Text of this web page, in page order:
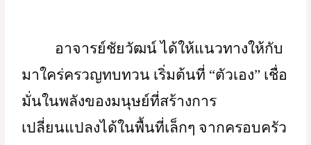
อาจารย์ชัยวัฒน์ ได้ให้แนวทางให้กับ
มาใคร่ครวญทบทวน เริ่มต้นที่ “ตัวเอง” เชื่อ
มั่นในพลังของมนุษย์ที่สร้างการ
เปลี่ยนแปลงได้ในพื้นที่เล็กๆ จากครอบครัว